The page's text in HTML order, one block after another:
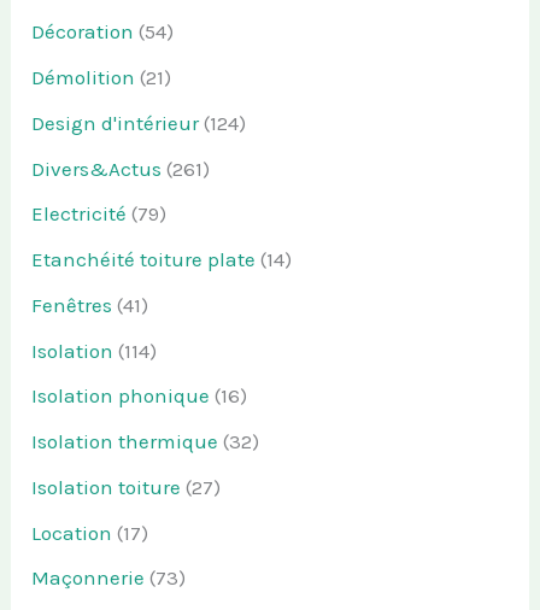
Décoration (54)
Démolition (21)
Design d'intérieur(124)
Divers&Actus (261)
Electricité (79)
Etanchéité toiture plate (14)
Fenêtres (41)
Isolation (114)
Isolation phonique (16)
Isolation thermique (32)
Isolation toiture (27)
Location (17)
Maçonnerie (73)